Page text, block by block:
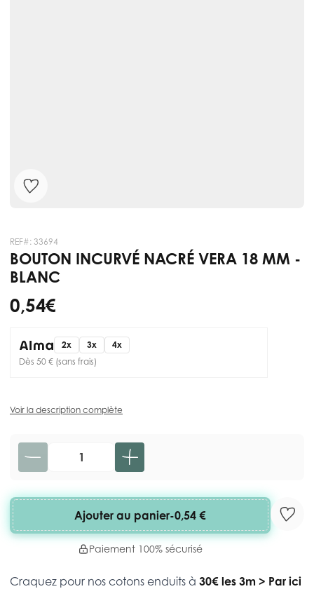
REF#: 33694
BOUTON INCURVÉ NACRÉ VERA 18 MM -
BLANC
0,54 €
2x 3x
4x
Dès 50 € (sans frais)
Voir la description complète
Quantité
Ajouter au panier-0,54 €
Paiement 100% sécurisé
Craquez pour nos cotons enduits à 30€ les 3m > Par ici